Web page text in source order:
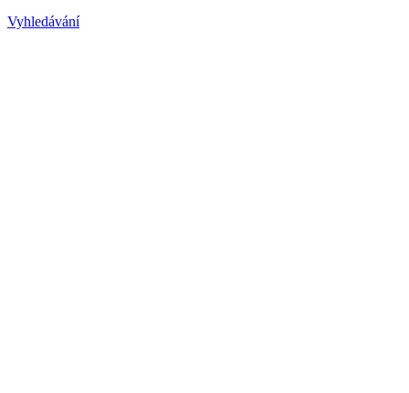
Vyhledávání